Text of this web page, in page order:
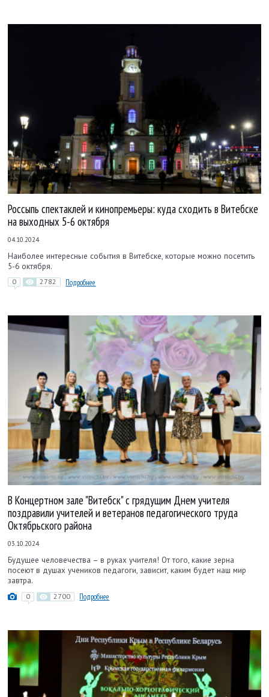
Россыпь спектаклей и кинопремьеры: куда сходить в Витебске
на выходных 5-6 октября
04.10.2024
Наиболее интересные события в Витебске, которые можно посетить
5-6 октября.
0 2782 Подробнее
В Концертном зале "Витебск" с грядущим Днем учителя
поздравили учителей и ветеранов педагогического труда
Октябрьского района
03.10.2024
Будущее человечества – в руках учителя! От того, какие зерна
посеют в душах учеников педагоги, зависит, каким будет наш мир
завтра.
0 2700 Подробнее